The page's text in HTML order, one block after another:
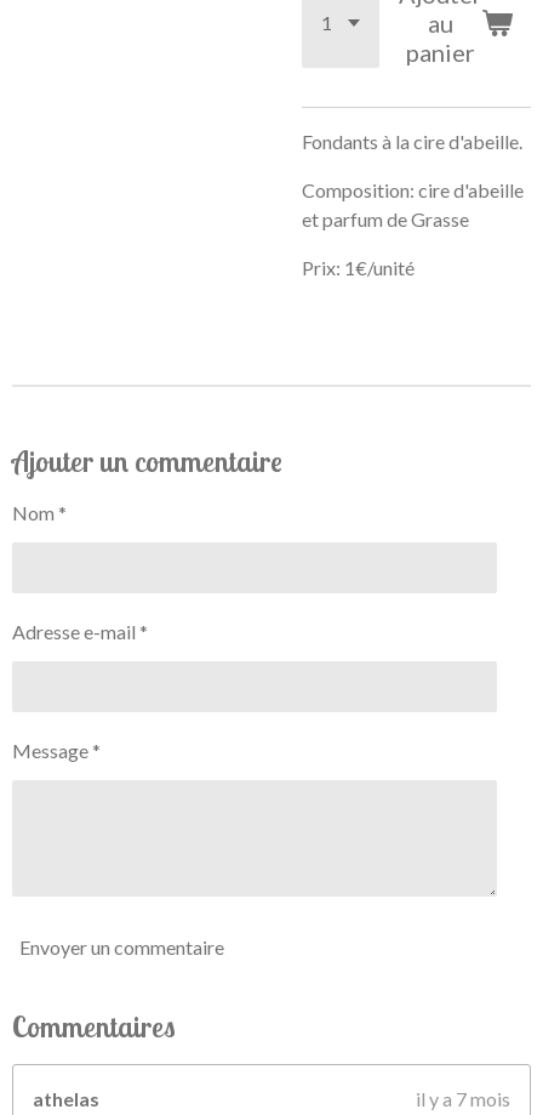
au
panier
Fondants à la cire d'abeille.
Composition: cire d'abeille
et parfum de Grasse
Prix: 1€/unité
Ajouter un commentaire
Nom *
Adresse e-mail *
Message *
Envoyer un commentaire
Commentaires
athelas
il y a 7 mois